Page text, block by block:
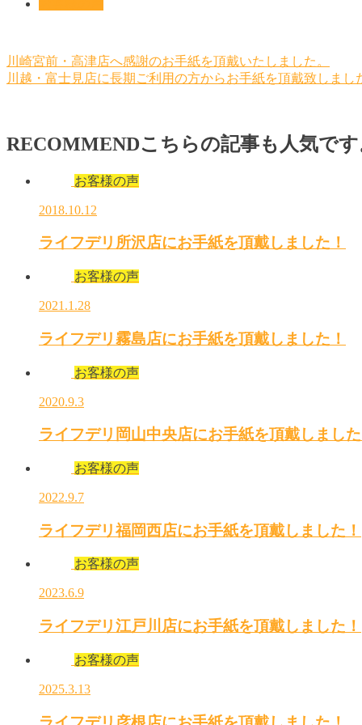
川崎宮前・高津店へ感謝のお手紙を頂戴いたしました。
川越・富士見店に長期ご利用の方からお手紙を頂戴致しまし
RECOMMENDこちらの記事も人気で
お客様の声
2018.10.12
ライフデリ所沢店にお手紙を頂戴しました！
お客様の声
2021.1.28
ライフデリ霧島店にお手紙を頂戴しました！
お客様の声
2020.9.3
ライフデリ岡山中央店にお手紙を頂戴しまし
お客様の声
2022.9.7
ライフデリ福岡西店にお手紙を頂戴しました！
お客様の声
2023.6.9
ライフデリ江戸川店にお手紙を頂戴しました！
お客様の声
2025.3.13